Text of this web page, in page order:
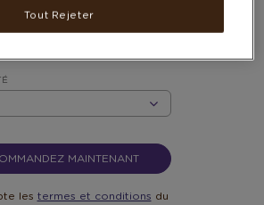
1 800 POINTS
MAINTENANT
les termes et conditions du
Tout Rejeter